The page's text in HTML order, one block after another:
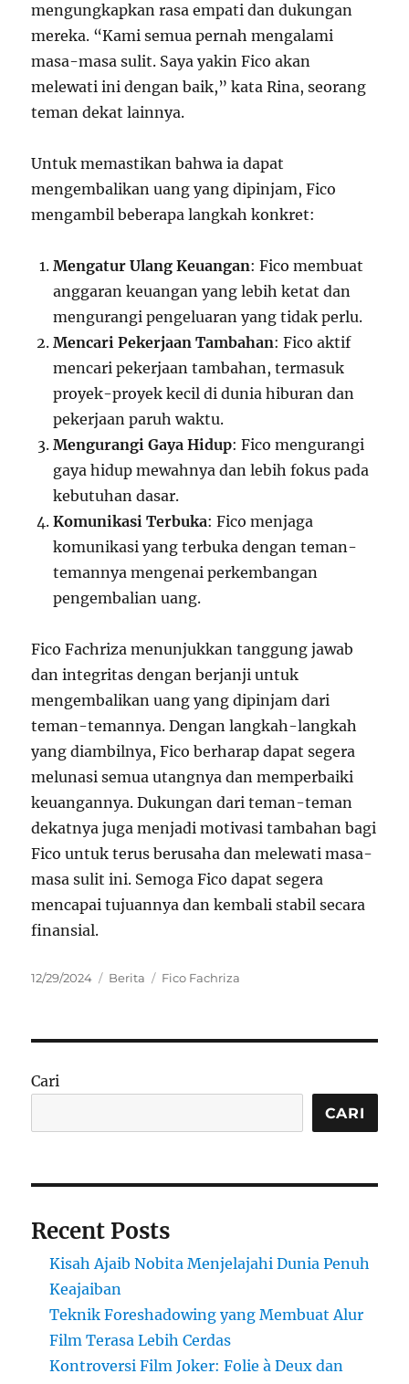
mengungkapkan rasa empati dan dukungan
mereka. “Kami semua pernah mengalami
masa-masa sulit. Saya yakin Fico akan
melewati ini dengan baik,” kata Rina, seorang
teman dekat lainnya.
Untuk memastikan bahwa ia dapat
mengembalikan uang yang dipinjam, Fico
mengambil beberapa langkah konkret:
Mengatur Ulang Keuangan: Fico membuat
anggaran keuangan yang lebih ketat dan
mengurangi pengeluaran yang tidak perlu.
Mencari Pekerjaan Tambahan: Fico aktif
mencari pekerjaan tambahan, termasuk
proyek-proyek kecil di dunia hiburan dan
pekerjaan paruh waktu.
Mengurangi Gaya Hidup: Fico mengurangi
gaya hidup mewahnya dan lebih fokus pada
kebutuhan dasar.
Komunikasi Terbuka: Fico menjaga
komunikasi yang terbuka dengan teman-
temannya mengenai perkembangan
pengembalian uang.
Fico Fachriza menunjukkan tanggung jawab
dan integritas dengan berjanji untuk
mengembalikan uang yang dipinjam dari
teman-temannya. Dengan langkah-langkah
yang diambilnya, Fico berharap dapat segera
melunasi semua utangnya dan memperbaiki
keuangannya. Dukungan dari teman-teman
dekatnya juga menjadi motivasi tambahan bagi
Fico untuk terus berusaha dan melewati masa-
masa sulit ini. Semoga Fico dapat segera
mencapai tujuannya dan kembali stabil secara
finansial.
Posted
12/29/2024 Categories
Berita Tags
Fico Fachriza
Cari
CARI
Recent Posts
Kisah Ajaib Nobita Menjelajahi Dunia Penuh
Keajaiban
Teknik Foreshadowing yang Membuat Alur
Film Terasa Lebih Cerdas
Kontroversi Film Joker: Folie à Deux dan